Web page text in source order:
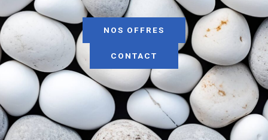
NOS OFFRES
CONTACT